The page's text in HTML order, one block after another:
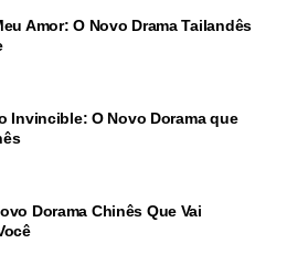
Amor: O Novo Drama Tailandês
Invincible: O Novo Dorama que
Dorama Chinês Que Vai